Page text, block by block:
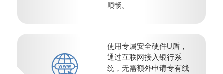
顺畅。
使用专属安全硬件U盾，
通过互联网接入银行系
统，无需额外申请专有线